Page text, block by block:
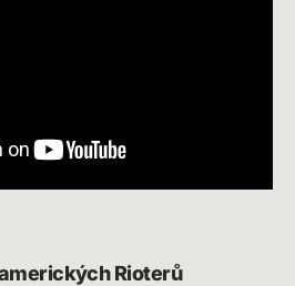
Rioterů